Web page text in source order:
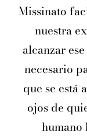
Missinato
nuestra
alcanzar
necesario
que se está
ojos de
humano